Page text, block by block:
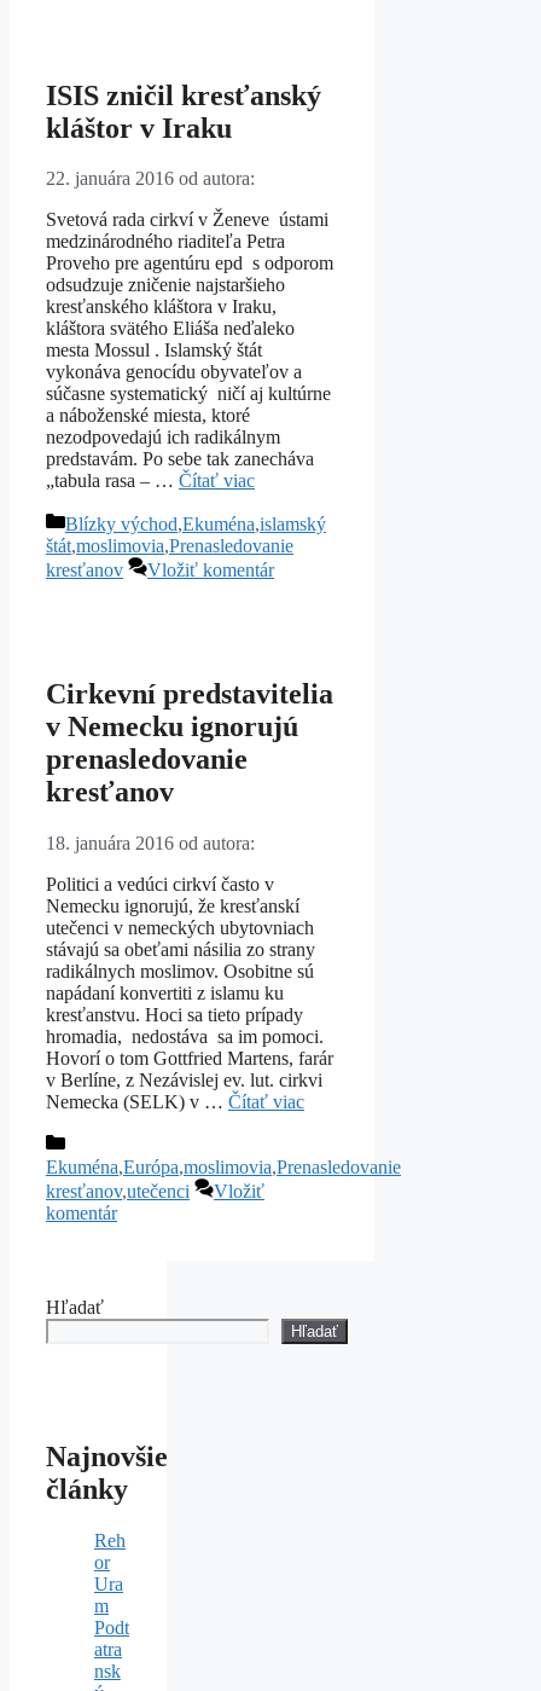
ISIS zničil kresťanský
kláštor v Iraku
22. januára 2016 od autora:
Svetová rada cirkví v Ženeve ústami
medzinárodného riaditeľa Petra
Proveho pre agentúru epd s odporom
odsudzuje zničenie najstaršieho
kresťanského kláštora v Iraku,
kláštora svätého Eliáša neďaleko
mesta Mossul . Islamský štát
vykonáva genocídu obyvateľov a
súčasne systematický ničí aj kultúrne
a náboženské miesta, ktoré
nezodpovedajú ich radikálnym
predstavám. Po sebe tak zanecháva
„tabula rasa – … Čítať viac
Kategórie
Blízky východ,Ekuména,islamský
štát,moslimovia,Prenasledovanie
kresťanov
Vložiť komentár
Cirkevní predstavitelia
v Nemecku ignorujú
prenasledovanie
kresťanov
18. januára 2016 od autora:
Politici a vedúci cirkví často v
Nemecku ignorujú, že kresťanskí
utečenci v nemeckých ubytovniach
stávajú sa obeťami násilia zo strany
radikálnych moslimov. Osobitne sú
napádaní konvertiti z islamu ku
kresťanstvu. Hoci sa tieto prípady
hromadia, nedostáva sa im pomoci.
Hovorí o tom Gottfried Martens, farár
v Berlíne, z Nezávislej ev. lut. cirkvi
Nemecka (SELK) v … Čítať viac
Kategórie
Ekuména,Európa,moslimovia,Prenasledovanie
kresťanov,utečenci
Vložiť
komentár
Hľadať
Hľadať
Najnovšie
články
Reh
or
Ura
m
Podt
atra
nsk